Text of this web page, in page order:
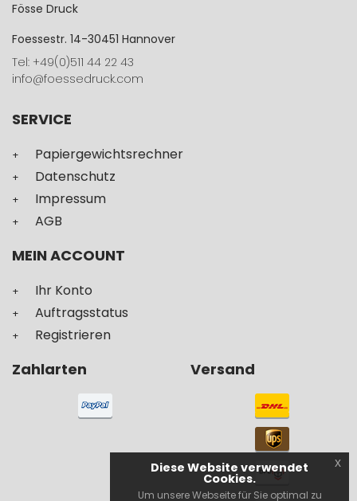
Fösse Druck
Foessestr. 14-30451 Hannover
Tel: +49(0)511 44 22 43
info@foessedruck.com
SERVICE
Papiergewichtsrechner
Datenschutz
Impressum
AGB
MEIN ACCOUNT
Ihr Konto
Auftragsstatus
Registrieren
Zahlarten Versand
Diese Website verwendet
Cookies.
Um unsere Webseite für Sie optimal zu
x